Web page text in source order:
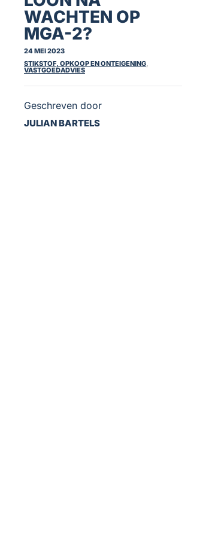
WACHTEN OP
MGA-2?
24 MEI 2023
STIKSTOF, OPKOOP EN ONTEIGENING,
VASTGOEDADVIES
Geschreven door
JULIAN BARTELS